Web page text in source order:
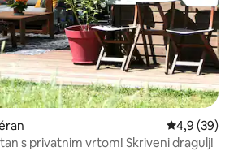
Prosječna
4,9 (39)
s privatnim vrtom! Skriveni dragulj!